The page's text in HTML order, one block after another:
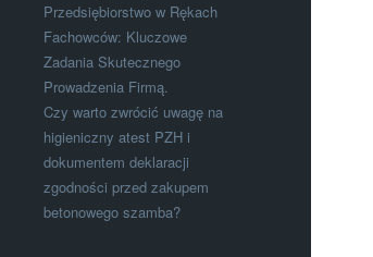
Przedsiębiorstwo w Rękach
Fachowców: Kluczowe
Zadania Skutecznego
Prowadzenia Firmą.
Czy warto zwrócić uwagę na
higieniczny atest PZH i
dokumentem deklaracji
zgodności przed zakupem
betonowego szamba?